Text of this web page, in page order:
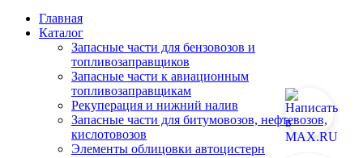
Главная
Каталог
Запасные части для бензовозов и
топливозаправщиков
Запасные части к авиационным
топливозаправщикам
Рекуперация и нижний налив
Запасные части для битумовозов, нефтевозов,
кислотовозов
Элементы облицовки автоцистерн